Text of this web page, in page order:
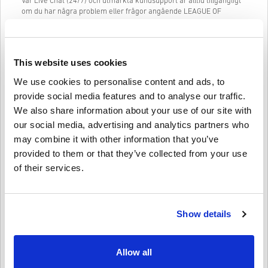
This website uses cookies
We use cookies to personalise content and ads, to
provide social media features and to analyse our traffic.
We also share information about your use of our site with
our social media, advertising and analytics partners who
may combine it with other information that you’ve
provided to them or that they’ve collected from your use
of their services.
Show details
Allow all
om du har några problem eller frågor angående LEAGUE OF
Vårt enkla att följa 3-stegs inköpssystem innehåller inga irriterande
och en giltig betalningsmetod, vilket gör processen att köpa
och enkel.
Så fungerar det på Livecards.net
Ny på Livecards.net? Att köpa digitala koder är snabbt och enkelt:
Disclaimer
Inköp som anses vara kommersiella kommer inte att
Om du upplever problem med ett köp, var vänlig meddela
Tyler 17-08-2025